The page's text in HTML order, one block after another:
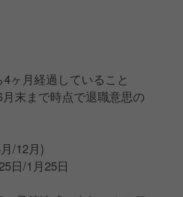
4ヶ月経過していること
月末まで時点で退職意思の
/12月)
日/1月25日